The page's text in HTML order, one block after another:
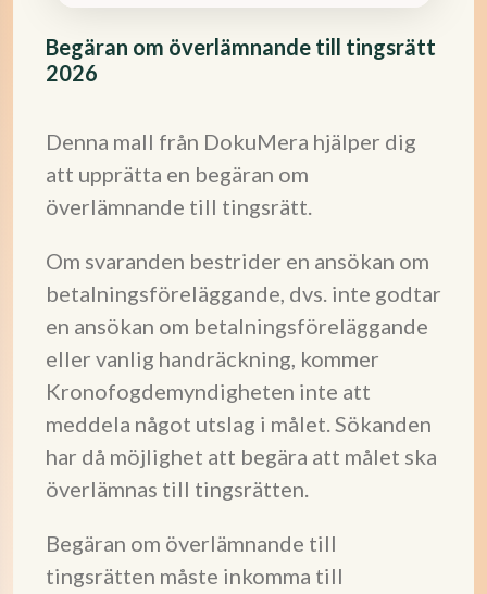
Begäran om överlämnande till tingsrätt
2026
Denna mall från DokuMera hjälper dig
att upprätta en begäran om
överlämnande till tingsrätt.
Om svaranden bestrider en ansökan om
betalningsföreläggande, dvs. inte godtar
en ansökan om betalningsföreläggande
eller vanlig handräckning, kommer
Kronofogdemyndigheten inte att
meddela något utslag i målet. Sökanden
har då möjlighet att begära att målet ska
överlämnas till tingsrätten.
Begäran om överlämnande till
tingsrätten måste inkomma till